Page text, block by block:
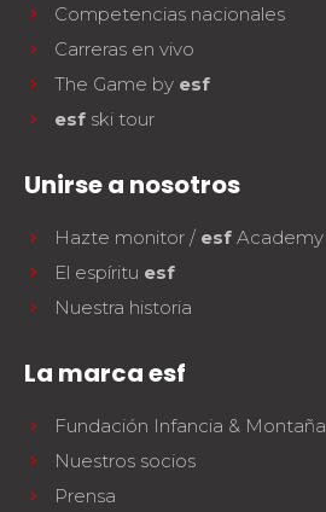
Competencias nacionales
Carreras en vivo
The Game by esf
esf ski tour
Unirse a nosotros
Hazte monitor / esf Academy
El espíritu esf
Nuestra historia
La marca esf
Fundación Infancia & Montaña
Nuestros socios
Prensa